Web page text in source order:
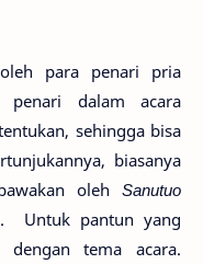
para penari pria
dalam acara
sehingga bisa
biasanya
oleh Sanutuo
Untuk pantun yang
dengan tema acara.